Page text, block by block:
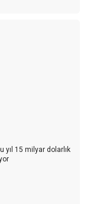
yıl 15 milyar dolarlık